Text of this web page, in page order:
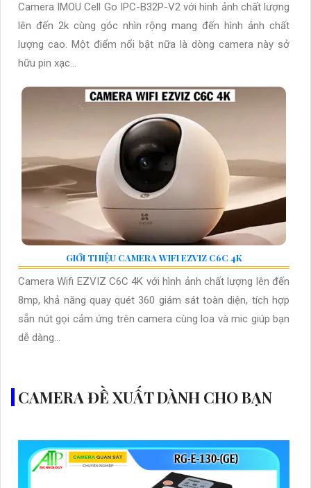
Camera IMOU Cell Go IPC-B32P-V2 với hình ảnh chất lượng
lên đến 2k cùng góc nhìn rộng mang đến hình ảnh chất
lượng cao. Một điểm nổi bật nữa là dòng camera này sở
hữu pin xạc...
GIỚI THIỆU CAMERA WIFI EZVIZ C6C 4K
Camera Wifi EZVIZ C6C 4K với hình ảnh chất lượng lên đến
8mp, khả năng quay quét 360 giám sát toàn diện, tích hợp
sẵn nút gọi cảm ứng trên camera cùng loa và mic giúp bạn
dễ dàng...
CAMERA ĐỀ XUẤT DÀNH CHO BẠN